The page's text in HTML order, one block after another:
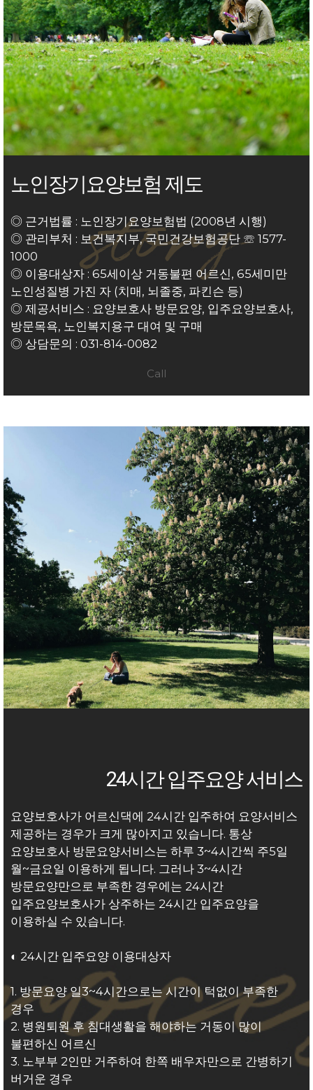
노인장기요양보험 제도
◎ 근거법률 : 노인장기요양보험법 (2008년 시행)
◎ 관리부처 : 보건복지부, 국민건강보험공단 ☏ 1577-
1000
◎ 이용대상자 : 65세이상 거동불편 어르신, 65세미만
노인성질병 가진 자 (치매, 뇌졸중, 파킨슨 등)
◎ 제공서비스 : 요양보호사 방문요양, 입주요양보호사,
방문목욕, 노인복지용구 대여 및 구매
◎ 상담문의 :031-814-0082
Call
24시간 입주요양 서비스
요양보호사가 어르신댁에 24시간 입주하여 요양서비스
제공하는 경우가 크게 많아지고 있습니다. 통상
요양보호사 방문요양서비스는 하루 3~4시간씩 주5일
월~금요일 이용하게 됩니다. 그러나 3~4시간
방문요양만으로 부족한 경우에는 24시간
입주요양보호사가 상주하는 24시간 입주요양을
이용하실 수 있습니다.
◐ 24시간 입주요양 이용대상자
1. 방문요양 일3~4시간으로는 시간이 턱없이 부족한
경우
2. 병원퇴원 후 침대생활을 해야하는 거동이 많이
불편하신 어르신
3. 노부부 2인만 거주하여 한쪽 배우자만으로 간병하기
버거운 경우